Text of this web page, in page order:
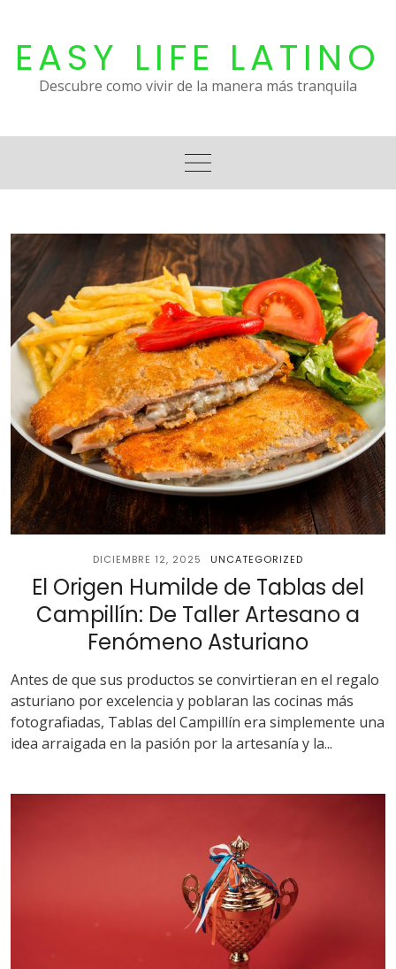
content
EASY LIFE LATINO
Descubre como vivir de la manera más tranquila
DICIEMBRE 12, 2025 UNCATEGORIZED
El Origen Humilde de Tablas del
Campillín: De Taller Artesano a
Fenómeno Asturiano
Antes de que sus productos se convirtieran en el regalo
asturiano por excelencia y poblaran las cocinas más
fotografiadas, Tablas del Campillín era simplemente una
idea arraigada en la pasión por la artesanía y la...